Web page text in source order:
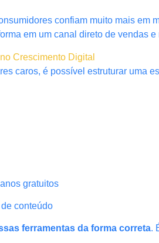
confiam muito mais
em um canal direto de vendas
Crescimento Digital
caros, é possível estruturar uma
gratuitos
conteúdo
ferramentas da forma correta.